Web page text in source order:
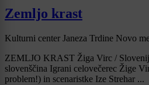
Zemljo krast
Kulturni center Janeza Trdine Novo
ZEMLJO KRAST Žiga Virc /
slovenščina Igrani celovečerec Žige
problem!) in scenaristke Ize Strehar ...